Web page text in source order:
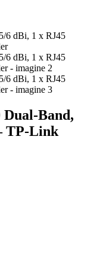
Band,
TP-Link